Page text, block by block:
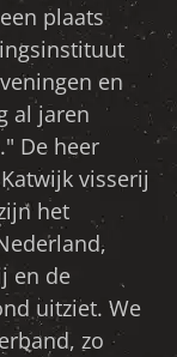
plaats
en
al jaren
De heer
visserij
het
en de
uitziet. We
zo